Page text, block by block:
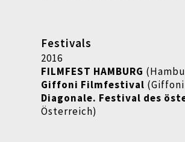
Festivals
2016
FILMFEST HAMBURG
Giffoni Filmfestival
Diagonale. Festival des
Österreich)